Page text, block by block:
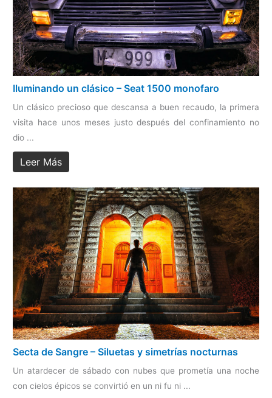
Iluminando un clásico – Seat 1500 monofaro
Un clásico precioso que descansa a buen recaudo, la primera
visita hace unos meses justo después del confinamiento no
dio ...
Leer Más
Secta de Sangre – Siluetas y simetrías nocturnas
Un atardecer de sábado con nubes que prometía una noche
con cielos épicos se convirtió en un ni fu ni ...